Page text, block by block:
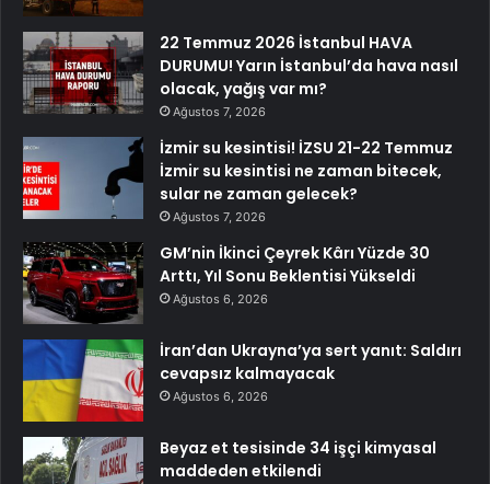
22 Temmuz 2026 İstanbul HAVA
DURUMU! Yarın İstanbul’da hava nasıl
olacak, yağış var mı?
Ağustos 7, 2026
İzmir su kesintisi! İZSU 21-22 Temmuz
İzmir su kesintisi ne zaman bitecek,
sular ne zaman gelecek?
Ağustos 7, 2026
GM’nin İkinci Çeyrek Kârı Yüzde 30
Arttı, Yıl Sonu Beklentisi Yükseldi
Ağustos 6, 2026
İran’dan Ukrayna’ya sert yanıt: Saldırı
cevapsız kalmayacak
Ağustos 6, 2026
Beyaz et tesisinde 34 işçi kimyasal
maddeden etkilendi